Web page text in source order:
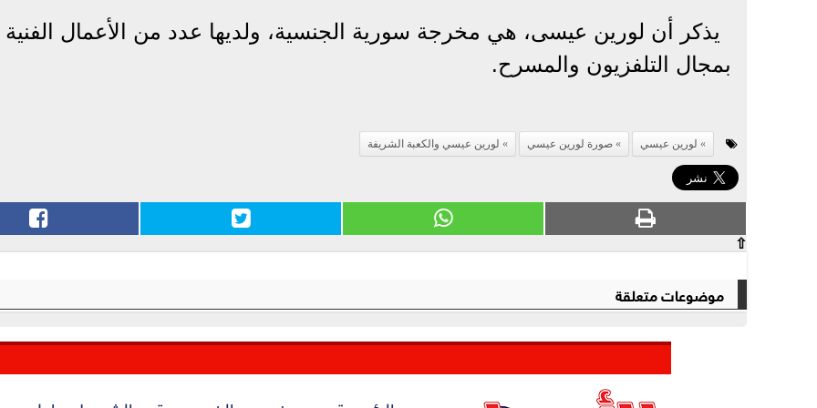
يذكر أن لورين عيسى، هي مخرجة سورية الجنسية، ولديها عدد من الأعمال الفنية
بمجال التلفزيون والمسرح.
لورين عيسي صورة لورين عيسي لورين عيسي والكعبة الشريفة
⇧
موضوعات متعلقة